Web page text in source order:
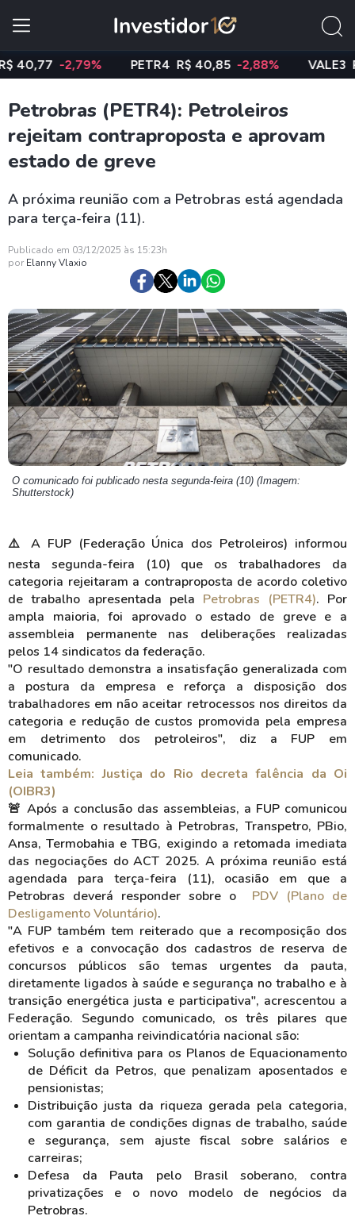
-2,79% PETR4 R$ 40,85 -2,88% VALE3 R$
Petrobras (PETR4): Petroleiros
rejeitam contraproposta e aprovam
estado de greve
A próxima reunião com a Petrobras está agendada
para terça-feira (11).
Publicado em 03/12/2025 às 15:23h
por Elanny Vlaxio
O comunicado foi publicado nesta segunda-feira (10) (Imagem:
Shutterstock)
⚠️ A FUP (Federação Única dos Petroleiros) informou
nesta segunda-feira (10) que os trabalhadores da
categoria rejeitaram a contraproposta de acordo coletivo
de trabalho apresentada pela Petrobras (PETR4). Por
ampla maioria, foi aprovado o estado de greve e a
assembleia permanente nas deliberações realizadas
pelos 14 sindicatos da federação.
"O resultado demonstra a insatisfação generalizada com
a postura da empresa e reforça a disposição dos
trabalhadores em não aceitar retrocessos nos direitos da
categoria e redução de custos promovida pela empresa
em detrimento dos petroleiros", diz a FUP em
comunicado.
Leia também: Justiça do Rio decreta falência da Oi
(OIBR3)
🚨 Após a conclusão das assembleias, a FUP comunicou
formalmente o resultado à Petrobras, Transpetro, PBio,
Ansa, Termobahia e TBG, exigindo a retomada imediata
das negociações do ACT 2025. A próxima reunião está
agendada para terça-feira (11), ocasião em que a
Petrobras deverá responder sobre o PDV (Plano de
Desligamento Voluntário).
"A FUP também tem reiterado que a recomposição dos
efetivos e a convocação dos cadastros de reserva de
concursos públicos são temas urgentes da pauta,
diretamente ligados à saúde e segurança no trabalho e à
transição energética justa e participativa", acrescentou a
Federação. Segundo comunicado, os três pilares que
orientam a campanha reivindicatória nacional são:
Solução definitiva para os Planos de Equacionamento
de Déficit da Petros, que penalizam aposentados e
pensionistas;
Distribuição justa da riqueza gerada pela categoria,
com garantia de condições dignas de trabalho, saúde
e segurança, sem ajuste fiscal sobre salários e
carreiras;
Defesa da Pauta pelo Brasil soberano, contra
privatizações e o novo modelo de negócios da
Petrobras.